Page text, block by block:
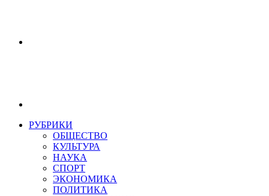
РУБРИКИ
ОБЩЕСТВО
КУЛЬТУРА
НАУКА
СПОРТ
ЭКОНОМИКА
ПОЛИТИКА